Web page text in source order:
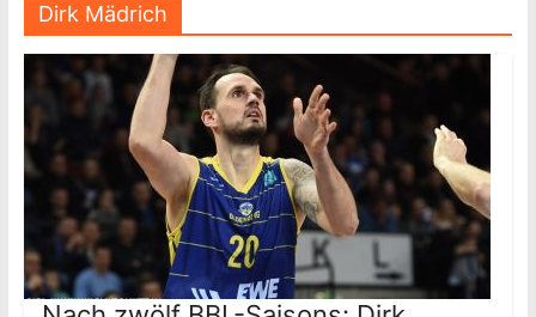
Dirk Mädrich